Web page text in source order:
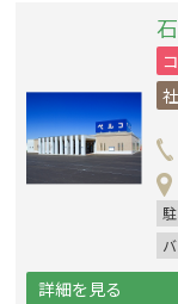
詳細を見る